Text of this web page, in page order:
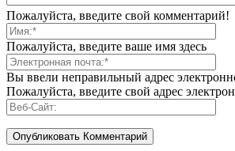
Пожалуйста, введите свой комментарий!
Пожалуйста, введите ваше имя здесь
Вы ввели неправильный адрес
Пожалуйста, введите свой адрес